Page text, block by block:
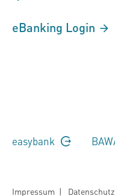
eBanking Login
easybank
Impressum | Datenschutz